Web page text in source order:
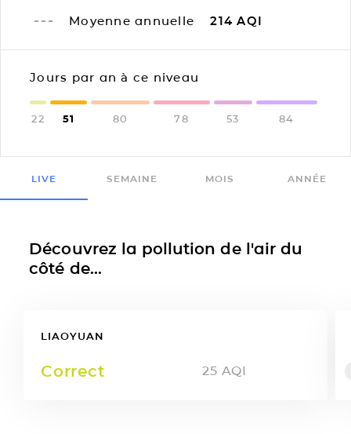
Moyenne annuelle 214 AQI
Jours par an à ce niveau
22 51 80 78 53 84
LIVE SEMAINE MOIS ANNÉE
Découvrez la pollution de l'air du
côté de...
LIAOYUAN
Correct 25 AQI